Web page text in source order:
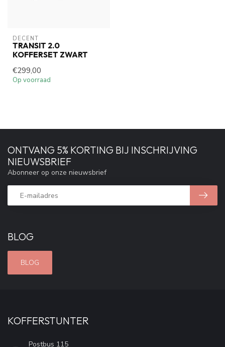
DECENT
TRANSIT 2.0
KOFFERSET ZWART
€299,00
Op voorraad
BLOG
BLOG
ONTVANG 5% KORTING BIJ INSCHRIJVING
NIEUWSBRIEF
Abonneer op onze nieuwsbrief
KOFFERSTUNTER
Postbus 115